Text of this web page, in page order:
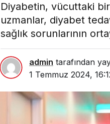
Diyabetin, vücuttaki
uzmanlar, diyabet
sağlık sorunlarının
admin tarafından
1 Temmuz 2024,